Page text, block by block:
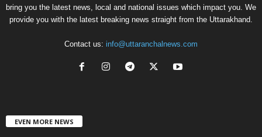
bring you the latest news, local and national issues which impact you. We
provide you with the latest breaking news straight from the Uttarakhand.
Contact us: info@uttaranchalnews.com
EVEN MORE NEWS